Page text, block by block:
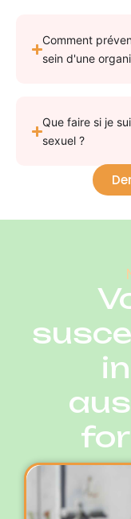
Comment
sein d'une
Que faire si je
sexuel ?